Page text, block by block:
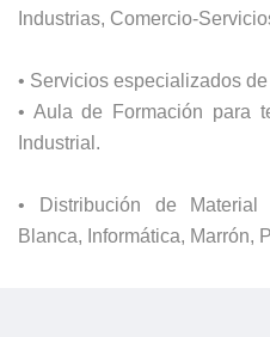
Industrias, Comercio-
• Servicios especializados
• Aula de Formación para
Industrial.
• Distribución de Material
Blanca, Informática, Marrón,